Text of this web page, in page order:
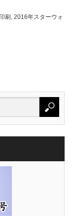
刷 , 2016年スターウォ